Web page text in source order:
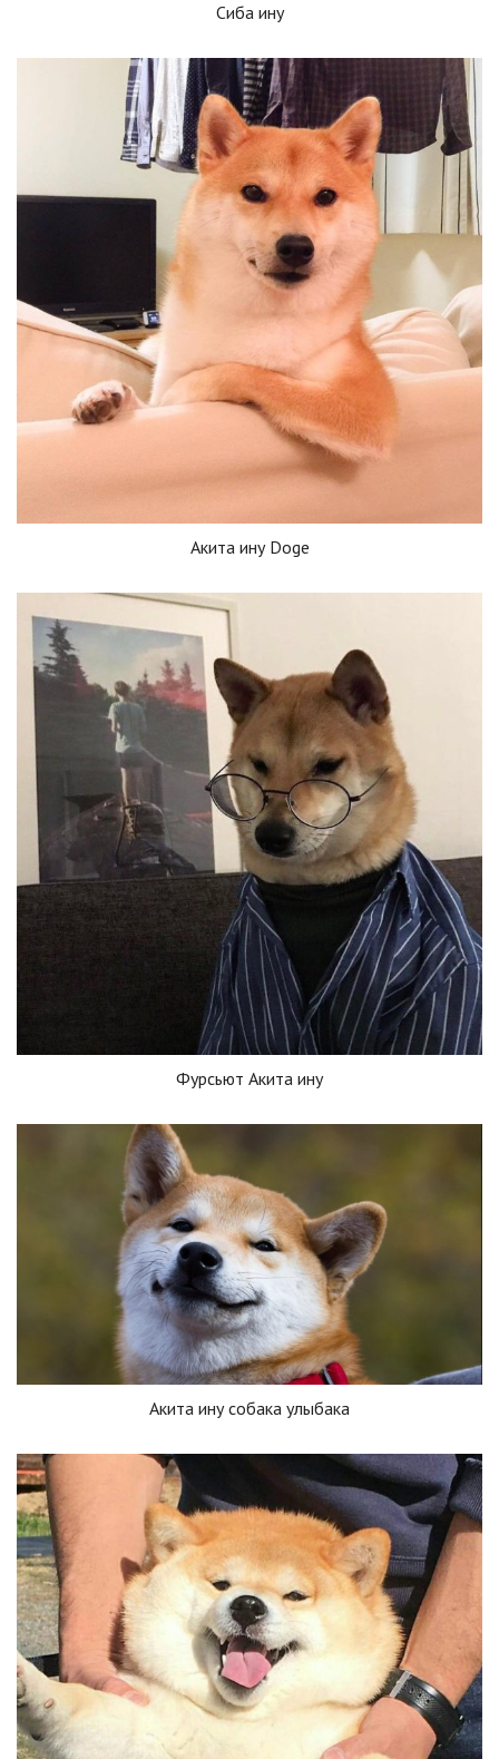
Сиба ину
Акита ину Doge
Фурсьют Акита ину
Акита ину собака улыбака